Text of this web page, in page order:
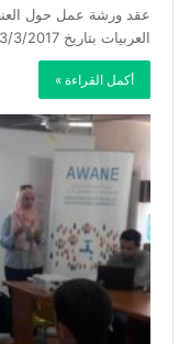
عقد ورشة عمل حول
العربيات بتاريخ 23/3/2017 للمجتمع المحلي .
أكمل القراءة »